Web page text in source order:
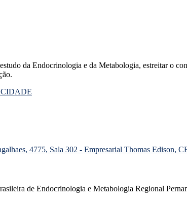
da Endocrinologia e da Metabologia, estreitar o
4775, Sala 302 - Empresarial Thomas Edison,
de Endocrinologia e Metabologia Regional